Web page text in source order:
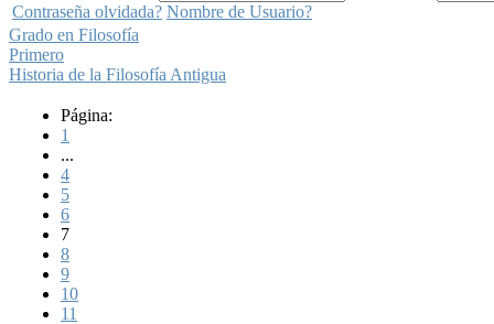
Contraseña olvidada? Nombre de Usuario?
Grado en Filosofía
Primero
Historia de la Filosofía Antigua
Página:
1
...
4
5
6
7
8
9
10
11